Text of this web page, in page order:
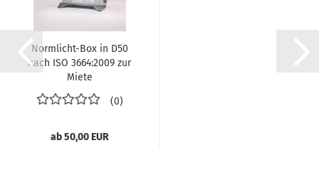
Normlicht-Box in D50
nach ISO 3664:2009 zur
Miete
0
ab 50,00 EUR